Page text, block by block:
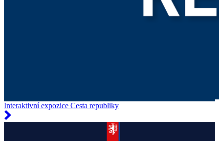
Interaktivní expozice Cesta republiky